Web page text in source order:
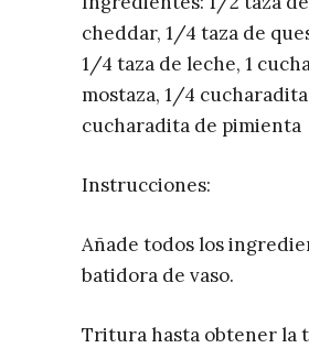
cheddar, 1/4 taza de
1/4 taza de leche, 1
mostaza, 1/4
cucharadita de pimienta
Instrucciones:
Añade todos los
batidora de vaso.
Tritura hasta obtener la